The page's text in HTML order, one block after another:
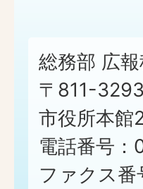
総務部 広
〒811-
市役所本館
電話番号
ファクス